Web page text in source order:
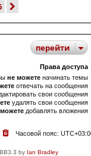
перейти
Права доступа
не можете начинать темы
отвечать на сообщения
свои сообщения
удалять свои сообщения
добавлять вложения
Часовой пояс:
by Ian Bradley